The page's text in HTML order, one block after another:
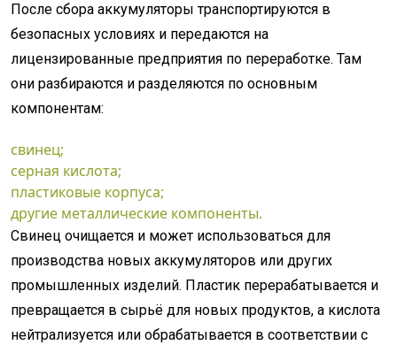
После сбора аккумуляторы транспортируются в
безопасных условиях и передаются на
лицензированные предприятия по переработке. Там
они разбираются и разделяются по основным
компонентам:
свинец;
серная кислота;
пластиковые корпуса;
другие металлические компоненты.
Свинец очищается и может использоваться для
производства новых аккумуляторов или других
промышленных изделий. Пластик перерабатывается и
превращается в сырьё для новых продуктов, а кислота
нейтрализуется или обрабатывается в соответствии с